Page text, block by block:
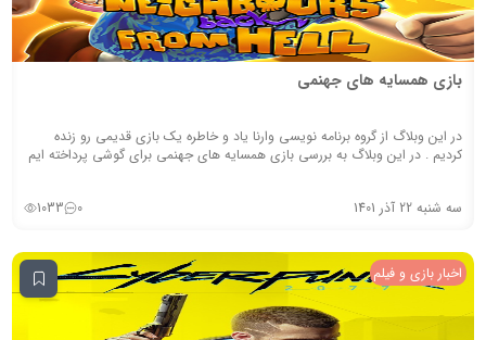
بازی همسایه های جهنمی
در این وبلاگ از گروه برنامه نویسی وارنا یاد و خاطره یک بازی قدیمی رو زنده
کردیم . در این وبلاگ به بررسی بازی همسایه های جهنمی برای گوشی پرداخته ایم
سه شنبه 22 آذر 1401 0
1033
اخبار بازی و فیلم